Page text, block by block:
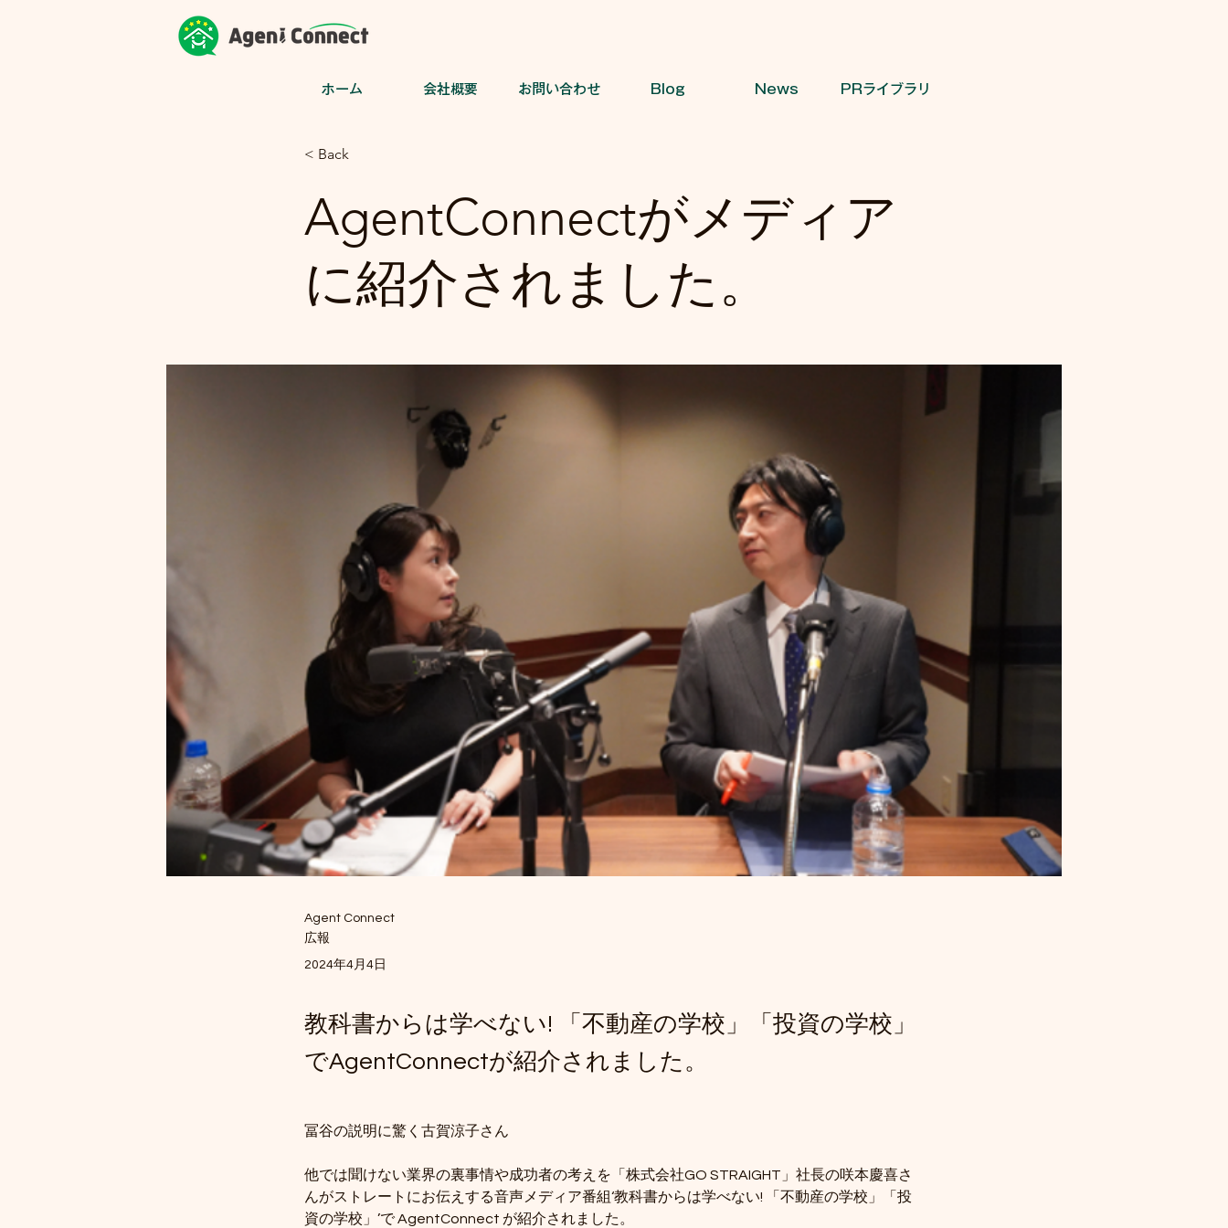
ホーム 会社概要 お問い合わせ Blog News PRライブラリ
< Back
AgentConnectがメディア
に紹介されました。
Agent Connect
広報
2024年4月4日
教科書からは学べない! 「不動産の学校」「投資の学校」
でAgentConnectが紹介されました。
冨谷の説明に驚く古賀涼子さん
他では聞けない業界の裏事情や成功者の考えを「株式会社GO STRAIGHT」社長の咲本慶喜さ
んがストレートにお伝えする音声メディア番組‘教科書からは学べない! 「不動産の学校」「投
資の学校」’で AgentConnect が紹介されました。